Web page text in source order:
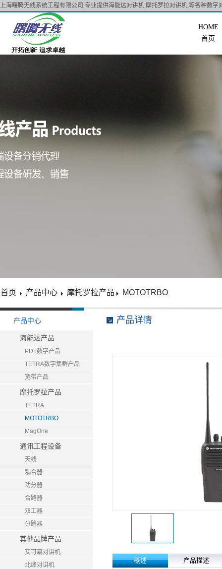
上海曙腾无线系统工程有限公司,专业提供海能达对讲机,摩托罗拉对讲机,等各种数字
首页
产品中心
海能达产品
PDT数字产品
TETRA数字集群产品
宽带产品
摩托罗拉产品
TETRA
MOTOTRBO
MagOne
通讯工程设备
天线
耦合器
功分器
合路器
双工器
分路器
其他品牌产品
艾可慕对讲机
北峰对讲机
产品详情
首页 产品中心 摩托罗拉产品 MOTOTRBO
概述 产品描述